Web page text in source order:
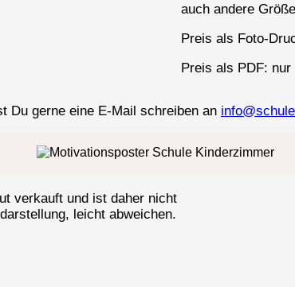
auch andere
Preis als Foto-
Preis als PDF:
Du gerne eine E-Mail schreiben an
verkauft und ist daher nicht
leicht abweichen.